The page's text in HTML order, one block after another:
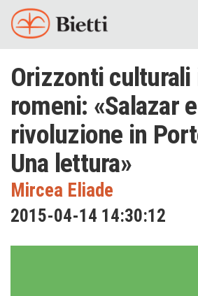
Orizzonti culturali
romeni: «Salazar
rivoluzione in
Una lettura»
Mircea Eliade
2015-04-14 14:30:12